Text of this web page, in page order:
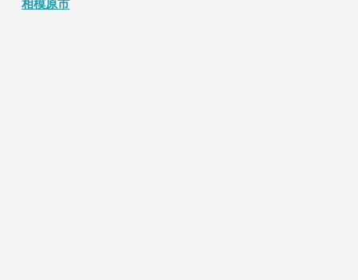
相模原市